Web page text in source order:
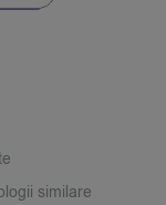
similare